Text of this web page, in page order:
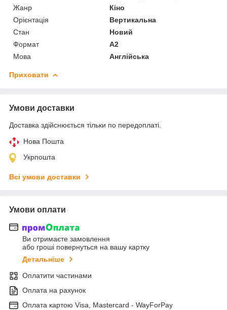
Жанр
Кіно
Орієнтація
Вертикальна
Стан
Новий
Формат
A2
Мова
Англійська
Приховати
Умови доставки
Доставка здійснюється тільки по передоплаті.
Нова Пошта
Укрпошта
Всі умови доставки
Умови оплати
Ви отримаєте замовлення
або гроші повернуться на вашу картку
Детальніше
Оплатити частинами
Оплата на рахунок
Оплата картою Visa, Mastercard - WayForPay